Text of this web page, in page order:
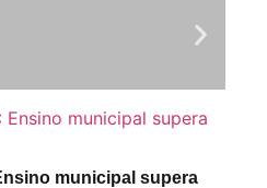
municipal supera